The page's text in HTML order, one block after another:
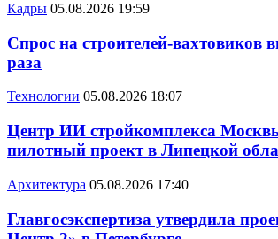
Кадры 05.08.2026 19:59
Спрос на строителей-вахтовиков
раза
Технологии 05.08.2026 18:07
Центр ИИ стройкомплекса
пилотный проект в Липецкой
Архитектура 05.08.2026 17:40
Главгосэкспертиза утвердила